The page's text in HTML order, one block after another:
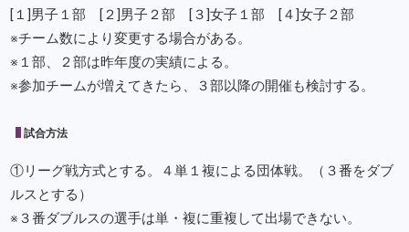
[１]男子１部 [２]男子２部 [３]女子１部 [４]女子２部
※チーム数により変更する場合がある。
※１部、２部は昨年度の実績による。
※参加チームが増えてきたら、３部以降の開催も検討する。
試合方法
①リーグ戦方式とする。４単１複による団体戦。（３番をダブ
ルスとする）
※３番ダブルスの選手は単・複に重複して出場できない。